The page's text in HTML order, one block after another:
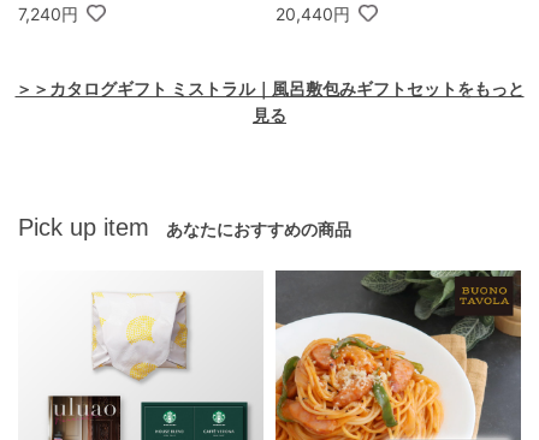
7,240円 20,440円
＞＞カタログギフト ミストラル｜風呂敷包みギフトセットをもっと
見る
Pick up item あなたにおすすめの商品